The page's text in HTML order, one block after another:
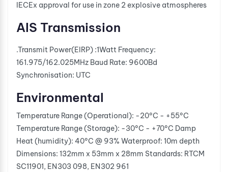
IECEx approval for use in zone 2 explosive atmospheres
AIS Transmission
.Transmit Power(EIRP) :1Watt Frequency:
161.975/162.025MHz Baud Rate: 9600Bd
Synchronisation: UTC
Environmental
Temperature Range (Operational): -20°C - +55°C
Temperature Range (Storage): -30°C - +70°C Damp
Heat (humidity): 40°C @ 93% Waterproof: 10m depth
Dimensions: 132mm x 53mm x 28mm Standards: RTCM
SC11901, EN303 098, EN302 961